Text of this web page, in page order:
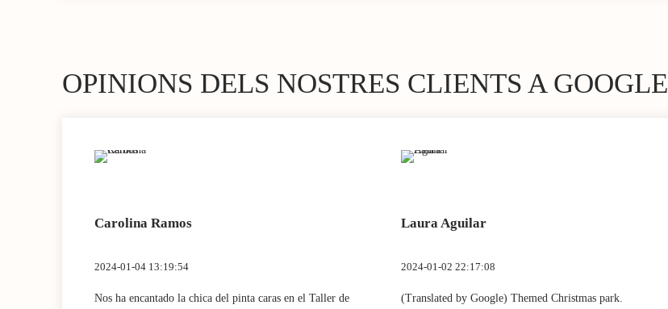
OPINIONS DELS NOSTRES CLIENTS A GOOGLE
Carolina Ramos
2024-01-04 13:19:54
Nos ha encantado la chica del pinta caras en el Taller de
Laura Aguilar
2024-01-02 22:17:08
(Translated by Google) Themed Christmas park.